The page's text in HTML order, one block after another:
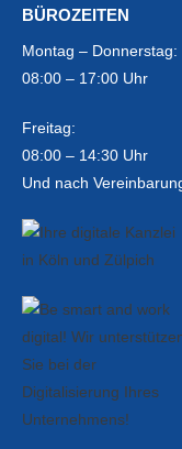
BÜROZEITEN
Montag – Donnerstag:
08:00 – 17:00 Uhr
Freitag:
08:00 – 14:30 Uhr
Und nach